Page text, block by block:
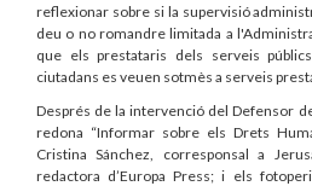
reflexionar sobre si la supervisió
deu o no romandre limitada a
que els prestataris dels serveis
ciutadans es veuen sotmès a serveis
Després de la intervenció del Defensor
redona “Informar sobre els Drets
Cristina Sánchez, corresponsal a
redactora d’Europa Press; i els